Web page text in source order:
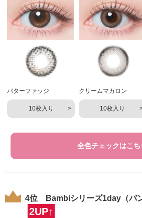
バターファッジ
10枚入り
クリームマカロン
10枚入り
全色チェックはこち
4位 Bambiシリーズ1day（バン
2UP↑